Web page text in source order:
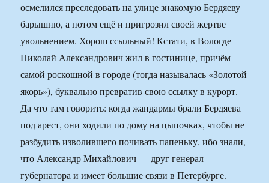
осмелился преследовать на улице знакомую Бердяеву
барышню, а потом ещё и пригрозил своей жертве
увольнением. Хорош ссыльный! Кстати, в Вологде
Николай Александрович жил в гостинице, причём
самой роскошной в городе (тогда называлась «Золотой
якорь»), буквально превратив свою ссылку в курорт.
Да что там говорить: когда жандармы брали Бердяева
под арест, они ходили по дому на цыпочках, чтобы не
разбудить изволившего почивать папеньку, ибо знали,
что Александр Михайлович — друг генерал-
губернатора и имеет большие связи в Петербурге.